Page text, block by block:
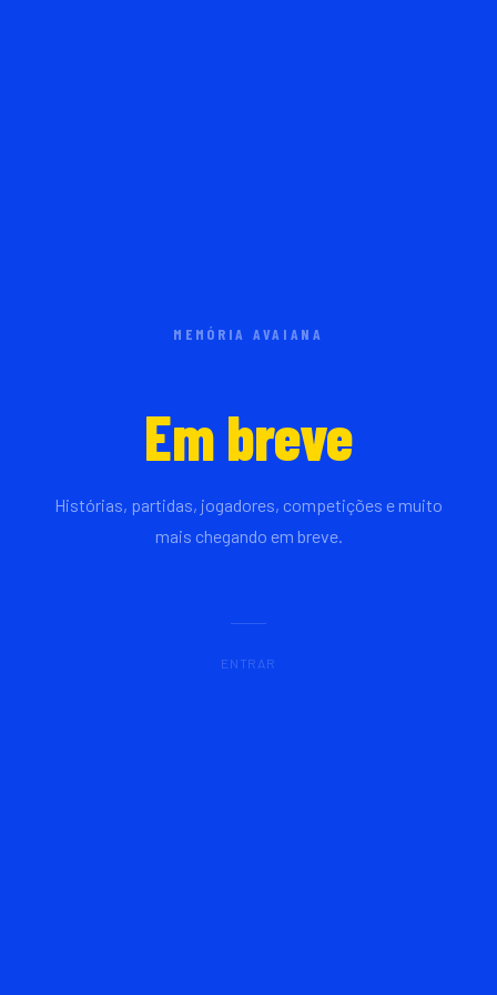
MEMÓRIA AVAIANA
Em breve
Histórias, partidas, jogadores, competições e muito
mais chegando em breve.
ENTRAR